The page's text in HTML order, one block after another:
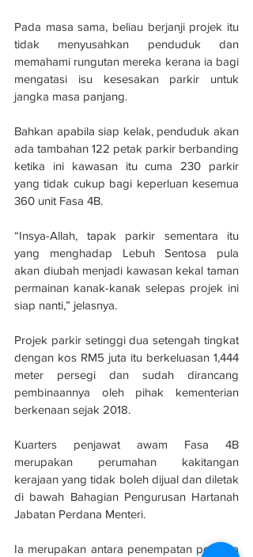
Pada masa sama, beliau berjanji projek itu
tidak menyusahkan penduduk dan
memahami rungutan mereka kerana ia bagi
mengatasi isu kesesakan parkir untuk
jangka masa panjang.
Bahkan apabila siap kelak, penduduk akan
ada tambahan 122 petak parkir berbanding
ketika ini kawasan itu cuma 230 parkir
yang tidak cukup bagi keperluan kesemua
360 unit Fasa 4B.
“Insya-Allah, tapak parkir sementara itu
yang menghadap Lebuh Sentosa pula
akan diubah menjadi kawasan kekal taman
permainan kanak-kanak selepas projek ini
siap nanti,” jelasnya.
Projek parkir setinggi dua setengah tingkat
dengan kos RM5 juta itu berkeluasan 1,444
meter persegi dan sudah dirancang
pembinaannya oleh pihak kementerian
berkenaan sejak 2018.
Kuarters penjawat awam Fasa 4B
merupakan perumahan kakitangan
kerajaan yang tidak boleh dijual dan diletak
di bawah Bahagian Pengurusan Hartanah
Jabatan Perdana Menteri.
Ia merupakan antara penempatan pertama